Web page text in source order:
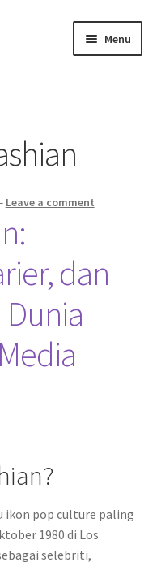
Menu
Leave a comment
dan
ikon pop culture paling
1980 di Los
selebriti,